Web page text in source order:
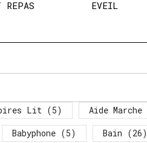
REPAS EVEIL
Lit (5) Aide Marche
Babyphone (5) Bain (26)